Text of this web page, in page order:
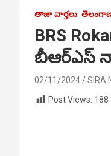
తాజా వార్తలు
BRS
బీఆర్ఎస్
02/11/2024
SIRA
Post Views: 188